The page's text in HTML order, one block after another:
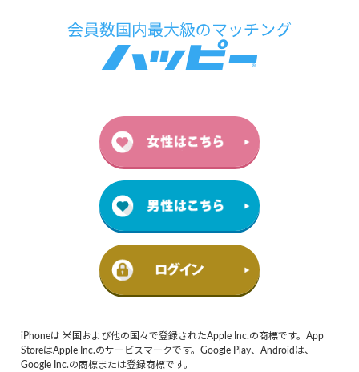
iPhoneは 米国および他の国々で登録されたApple Inc.の商標です。App
StoreはApple Inc.のサービスマークです。Google Play、Androidは、
Google Inc.の商標または登録商標です。